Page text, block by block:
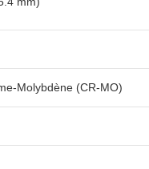
Molybdène (CR-MO)